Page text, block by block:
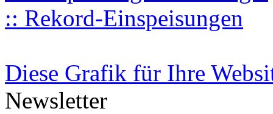
:: Rekord-Einspeisungen
Diese Grafik für Ihre
Newsletter